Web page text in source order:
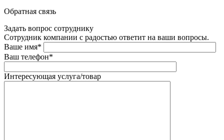
Обратная связь
Задать вопрос сотруднику
Сотрудник компании с радостью ответит на ваши вопросы.
Ваше имя*
Ваш телефон*
Интересующая услуга/товар